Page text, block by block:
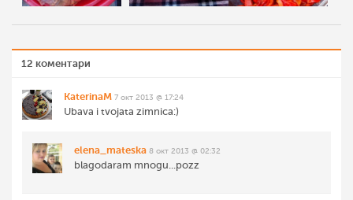
12 коментари
KaterinaM 7 окт 2013 @ 17:24
Ubava i tvojata zimnica:)
elena_mateska 8 окт 2013 @ 02:32
blagodaram mnogu...pozz